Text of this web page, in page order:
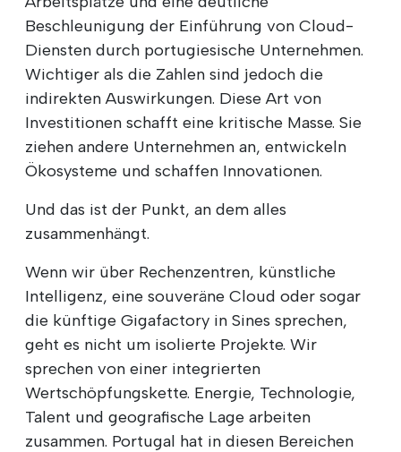
Beschleunigung der Einführung von Cloud-
Diensten durch portugiesische Unternehmen.
Wichtiger als die Zahlen sind jedoch die
indirekten Auswirkungen. Diese Art von
Investitionen schafft eine kritische Masse. Sie
ziehen andere Unternehmen an, entwickeln
Ökosysteme und schaffen Innovationen.
Und das ist der Punkt, an dem alles
zusammenhängt.
Wenn wir über Rechenzentren, künstliche
Intelligenz, eine souveräne Cloud oder sogar
die künftige Gigafactory in Sines sprechen,
geht es nicht um isolierte Projekte. Wir
sprechen von einer integrierten
Wertschöpfungskette. Energie, Technologie,
Talent und geografische Lage arbeiten
zusammen. Portugal hat in diesen Bereichen